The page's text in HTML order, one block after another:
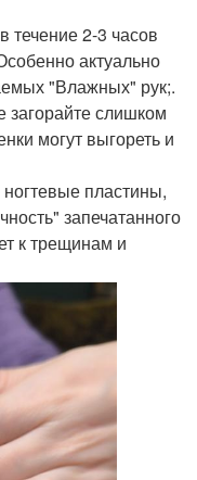
течение 2-3 часов
актуально
"Влажных" рук;.
слишком
могут выгореть и
пластины,
запечатанного
к трещинам и